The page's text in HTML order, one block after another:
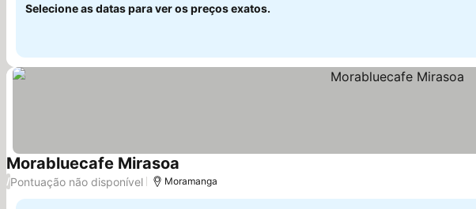
Selecione as datas para ver os preços exatos.
Morabluecafe Mirasoa
/Pontuação não disponível Moramanga